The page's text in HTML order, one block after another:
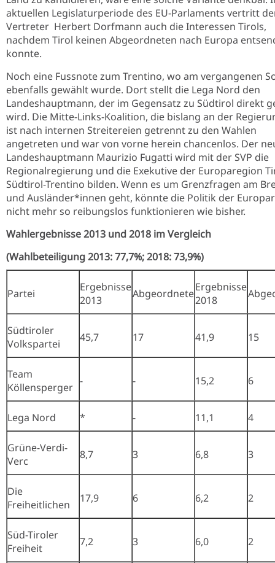
aktuellen Legislaturperiode des EU-Parlaments vertritt
Vertreter Herbert Dorfmann auch die Interessen Tirols,
nachdem Tirol keinen Abgeordneten nach Europa
konnte.
Noch eine Fussnote zum Trentino, wo am vergangenen
ebenfalls gewählt wurde. Dort stellt die Lega Nord den
Landeshauptmann, der im Gegensatz zu Südtirol direkt
wird. Die Mitte-Links-Koalition, die bislang an der
ist nach internen Streitereien getrennt zu den Wahlen
angetreten und war von vorne herein chancenlos. Der
Landeshauptmann Maurizio Fugatti wird mit der SVP die
Regionalregierung und die Exekutive der Europaregion
Südtirol-Trentino bilden. Wenn es um Grenzfragen am
und Ausländer*innen geht, könnte die Politik der
nicht mehr so reibungslos funktionieren wie bisher.
Wahlergebnisse 2013 und 2018 im Vergleich
(Wahlbeteiligung 2013: 77,7%; 2018: 73,9%)
Partei
Ergebnisse
2013
AbgeordneteErgebnisse
2018
Südtiroler
Volkspartei
45,7 17 41,9 15
Team
Köllensperger - - 15,2 6
Lega Nord * - 11,1 4
Grüne-Verdi-
Verc
8,7 3 6,8 3
Die
Freiheitlichen
17,9 6 6,2 2
Süd-Tiroler
Freiheit
7,2 3 6,0 2